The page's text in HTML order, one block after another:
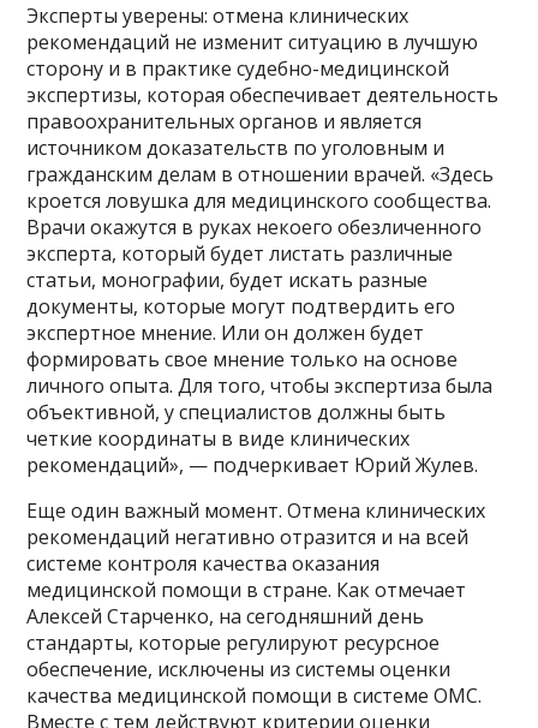
Эксперты уверены: отмена клинических
рекомендаций не изменит ситуацию в лучшую
сторону и в практике судебно-медицинской
экспертизы, которая обеспечивает деятельность
правоохранительных органов и является
источником доказательств по уголовным и
гражданским делам в отношении врачей. «Здесь
кроется ловушка для медицинского сообщества.
Врачи окажутся в руках некоего обезличенного
эксперта, который будет листать различные
статьи, монографии, будет искать разные
документы, которые могут подтвердить его
экспертное мнение. Или он должен будет
формировать свое мнение только на основе
личного опыта. Для того, чтобы экспертиза была
объективной, у специалистов должны быть
четкие координаты в виде клинических
рекомендаций», — подчеркивает Юрий Жулев.
Еще один важный момент. Отмена клинических
рекомендаций негативно отразится и на всей
системе контроля качества оказания
медицинской помощи в стране. Как отмечает
Алексей Старченко, на сегодняшний день
стандарты, которые регулируют ресурсное
обеспечение, исключены из системы оценки
качества медицинской помощи в системе ОМС.
Вместе с тем действуют критерии оценки